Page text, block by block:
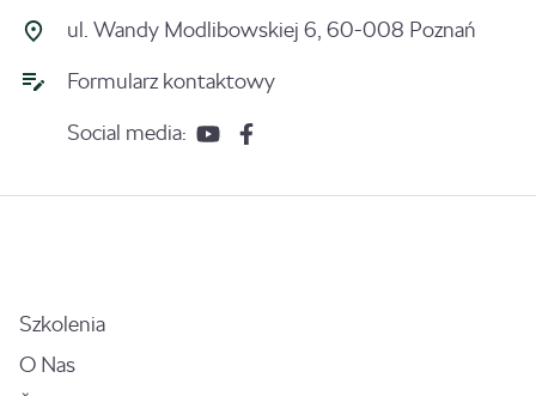
ul. Wandy Modlibowskiej 6, 60-008 Poznań
Formularz kontaktowy
Social media:
Szkolenia
O Nas